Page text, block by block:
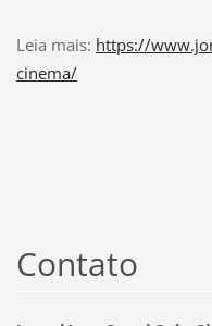
Leia mais: https://
cinema/
Contato